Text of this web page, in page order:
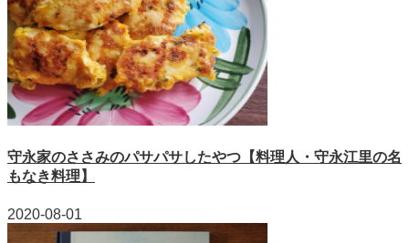
守永家のささみのパサパサしたやつ【料理人・守永江里の名
もなき料理】
2020-08-01